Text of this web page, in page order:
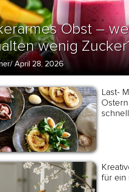
Obst –
wenig
/ April 28, 2026
Last-
für ein